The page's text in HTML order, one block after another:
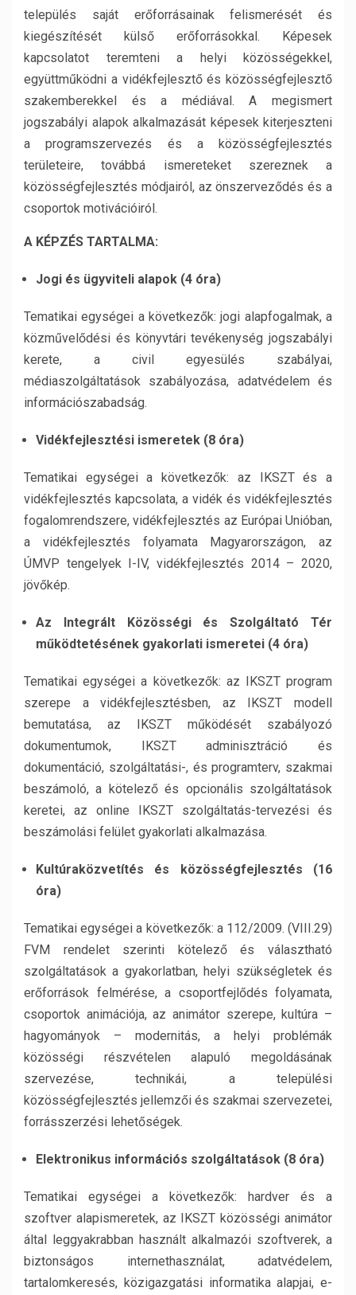
település saját erőforrásainak felismerését és
kiegészítését külső erőforrásokkal. Képesek
kapcsolatot teremteni a helyi közösségekkel,
együttműködni a vidékfejlesztő és közösségfejlesztő
szakemberekkel és a médiával. A megismert
jogszabályi alapok alkalmazását képesek kiterjeszteni
a programszervezés és a közösségfejlesztés
területeire, továbbá ismereteket szereznek a
közösségfejlesztés módjairól, az önszerveződés és a
csoportok motivációiról.
A KÉPZÉS TARTALMA:
Jogi és ügyviteli alapok (4 óra)
Tematikai egységei a következők: jogi alapfogalmak, a
közművelődési és könyvtári tevékenység jogszabályi
kerete, a civil egyesülés szabályai,
médiaszolgáltatások szabályozása, adatvédelem és
információszabadság.
Vidékfejlesztési ismeretek (8 óra)
Tematikai egységei a következők: az IKSZT és a
vidékfejlesztés kapcsolata, a vidék és vidékfejlesztés
fogalomrendszere, vidékfejlesztés az Európai Unióban,
a vidékfejlesztés folyamata Magyarországon, az
ÚMVP tengelyek I-IV, vidékfejlesztés 2014 – 2020,
jövőkép.
Az Integrált Közösségi és Szolgáltató Tér
működtetésének gyakorlati ismeretei (4 óra)
Tematikai egységei a következők: az IKSZT program
szerepe a vidékfejlesztésben, az IKSZT modell
bemutatása, az IKSZT működését szabályozó
dokumentumok, IKSZT adminisztráció és
dokumentáció, szolgáltatási-, és programterv, szakmai
beszámoló, a kötelező és opcionális szolgáltatások
keretei, az online IKSZT szolgáltatás-tervezési és
beszámolási felület gyakorlati alkalmazása.
Kultúraközvetítés és közösségfejlesztés (16
óra)
Tematikai egységei a következők: a 112/2009. (VIII.29)
FVM rendelet szerinti kötelező és választható
szolgáltatások a gyakorlatban, helyi szükségletek és
erőforrások felmérése, a csoportfejlődés folyamata,
csoportok animációja, az animátor szerepe, kultúra –
hagyományok – modernitás, a helyi problémák
közösségi részvételen alapuló megoldásának
szervezése, technikái, a települési
közösségfejlesztés jellemzői és szakmai szervezetei,
forrásszerzési lehetőségek.
Elektronikus információs szolgáltatások (8 óra)
Tematikai egységei a következők: hardver és a
szoftver alapismeretek, az IKSZT közösségi animátor
által leggyakrabban használt alkalmazói szoftverek, a
biztonságos internethasználat, adatvédelem,
tartalomkeresés, közigazgatási informatika alapjai, e-